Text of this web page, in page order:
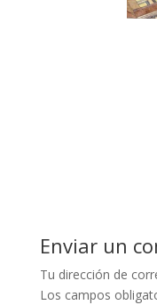
Enviar un
Tu dirección de
Los campos